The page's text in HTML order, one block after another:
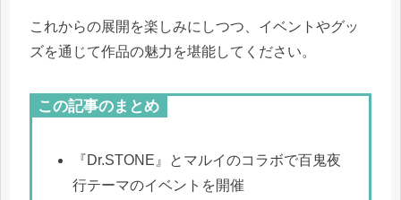
これからの展開を楽しみにしつつ、イベントやグッ
ズを通じて作品の魅力を堪能してください。
この記事のまとめ
『Dr.STONE』とマルイのコラボで百鬼夜
行テーマのイベントを開催